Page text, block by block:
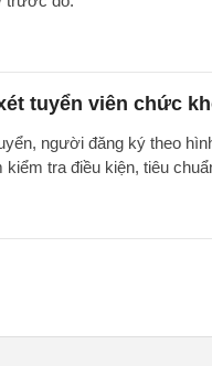
tuyển viên chức
người đăng ký theo
kiểm tra điều kiện, tiêu